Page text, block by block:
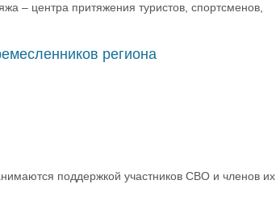
– центра притяжения туристов, спортсменов,
региона
поддержкой участников СВО и членов их